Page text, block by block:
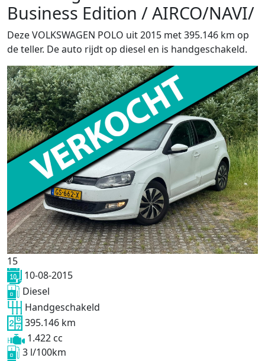
Business Edition / AIRCO/NAVI/
Deze VOLKSWAGEN POLO uit 2015 met 395.146 km op
de teller. De auto rijdt op diesel en is handgeschakeld.
15
10-08-2015
Diesel
Handgeschakeld
395.146 km
1.422 cc
3 l/100km